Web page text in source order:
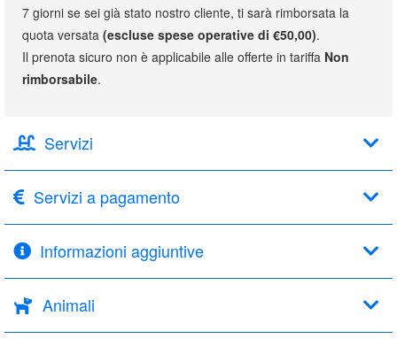
7 giorni se sei già stato nostro cliente, ti sarà rimborsata la
quota versata (escluse spese operative di €50,00).
Il prenota sicuro non è applicabile alle offerte in tariffa Non
rimborsabile.
Servizi
Servizi a pagamento
Informazioni aggiuntive
Animali